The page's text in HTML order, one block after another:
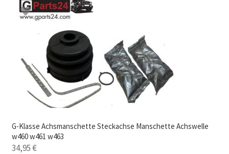
G-Klasse Achsmanschette Steckachse Manschette Achswelle
w460 w461 w463
34,95€